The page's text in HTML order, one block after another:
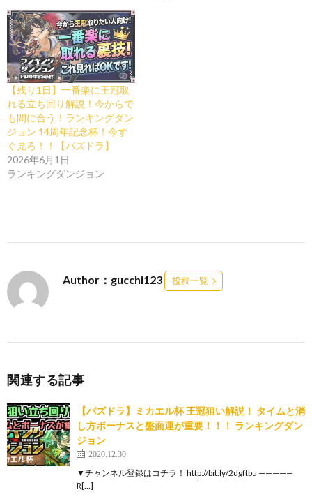
【残り1日】一番楽に王冠取
れる立ち回り解説！今からで
も間に合う！ランキングダン
ジョン 14周年記念杯！今す
ぐ見ろ！！【パズドラ】
2026年6月1日
ランキングダンジョン
Author：gucchi123 投稿一覧
関連する記事
【パズドラ】ミカエル杯 王冠狙い解説！ タイムと消
し方ボーナスと盤面運が重要！！！ ランキングダン
ジョン
2020.12.30
▼チャンネル登録はコチラ！ http://bit.ly/2dgftbu —————
R[…]